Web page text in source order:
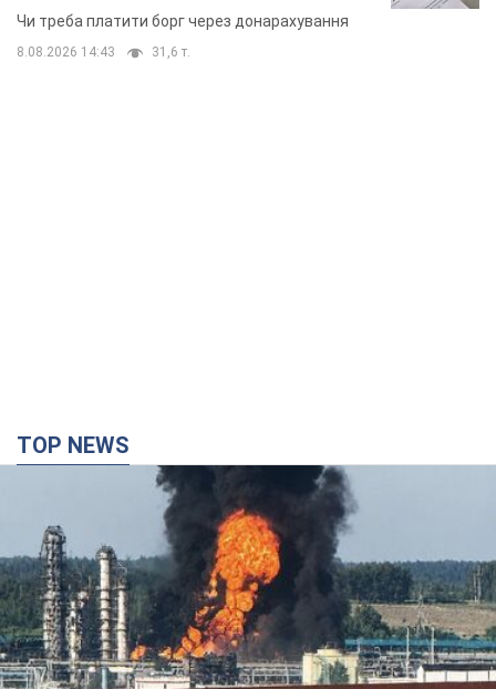
неочікуване рішення
Чи треба платити борг через донарахування
8.08.2026 14:43 31,6 т.
TOP NEWS